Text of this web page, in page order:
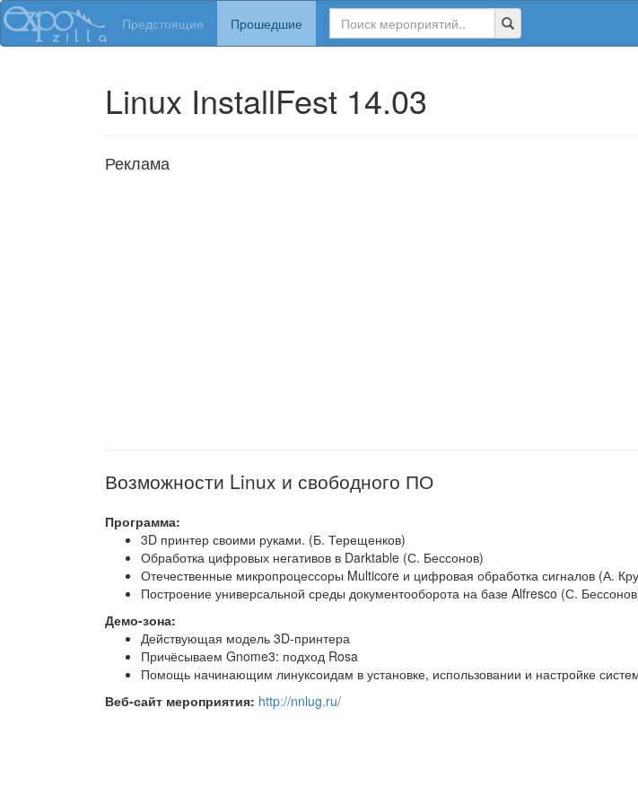
Предстоящие Прошедшие Поиск
Linux InstallFest 14.03
Реклама
Возможности Linux и свободного ПО
Программа:
3D принтер своими руками. (Б. Терещенков)
Обработка цифровых негативов в Darktable (С. Бессонов)
Отечественные микропроцессоры Multicore и цифровая обработка сигналов (А.
Построение универсальной среды документооборота на базе Alfresco (С.
Демо-зона:
Действующая модель 3D-принтера
Причёсываем Gnome3: подход Rosa
Помощь начинающим линуксоидам в установке, использовании и настройке
Веб-сайт мероприятия: http://nnlug.ru/